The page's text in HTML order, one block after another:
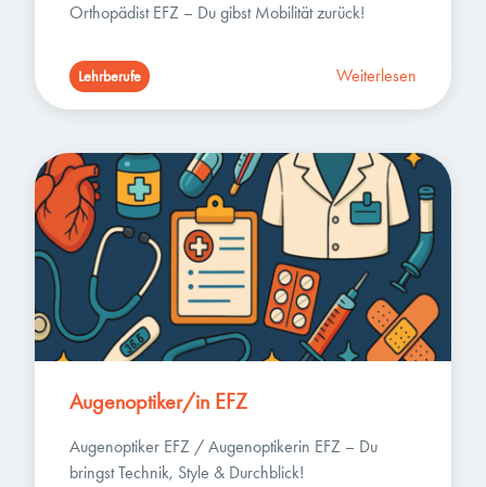
Orthopädist EFZ – Du gibst Mobilität zurück!
Lehrberufe Weiterlesen
Augenoptiker/in EFZ
Augenoptiker EFZ / Augenoptikerin EFZ – Du
bringst Technik, Style & Durchblick!